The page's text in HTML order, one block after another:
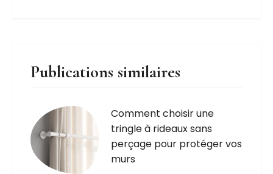
Publications similaires
Comment choisir une
tringle à rideaux sans
perçage pour protéger vos
murs